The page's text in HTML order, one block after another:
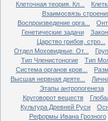
Клеточная теория. Кл...
Взаимосвязь
Воспроизведение орга...
Генетические задачи
Царство грибов, стро...
Отдел Моховидные. От...
Тип Членистоногие
Тип
Система органов кров...
Высшая нервная деяте...
Этапы антропогенеза
Круговорот веществ
Культура Древней Руси
Реформы Ивана Грозного